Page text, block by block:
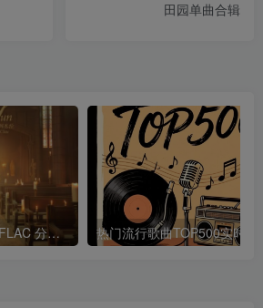
田园单曲合辑
太阳之子 – 周杰伦 [FLAC 分轨 192Khz 24bit]